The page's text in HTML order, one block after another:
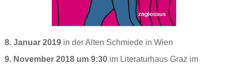
Briefkasten
Versprecher
Aufgeklärt
Bildergalerie Christine Aebi
„Teaching gender?“
Artikel & sonstige Texte
Links
8. Januar 2019in der Alten Schmiede in Wien
9. November 2018 um 9:30 im Literaturhaus Graz im